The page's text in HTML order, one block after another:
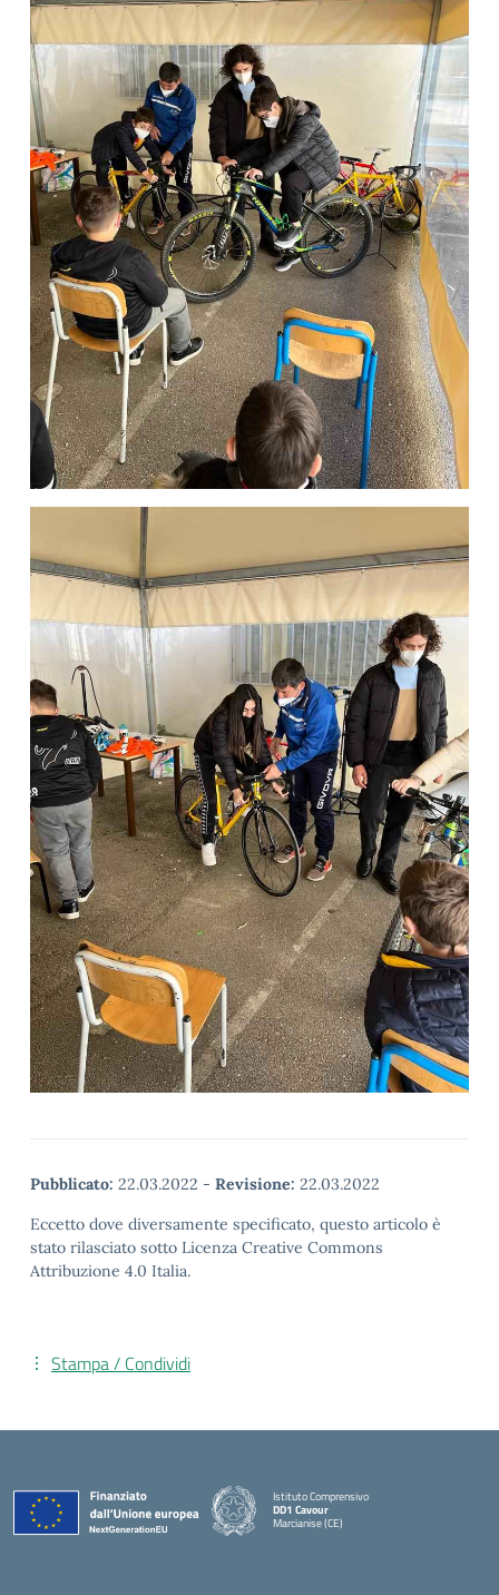
Pubblicato: 22.03.2022 - Revisione: 22.03.2022
Eccetto dove diversamente specificato, questo articolo è
stato rilasciato sotto Licenza Creative Commons
Attribuzione 4.0 Italia.
Stampa / Condividi
Istituto Comprensivo
DD1 Cavour
Marcianise (CE)